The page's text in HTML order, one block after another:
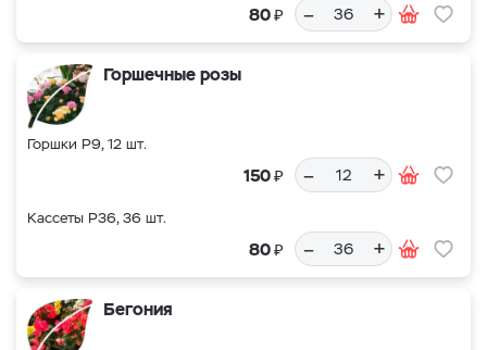
80₽ – +
Горшечные розы
Горшки Р9, 12 шт.
150₽ – +
Кассеты Р36, 36 шт.
80₽ – +
Бегония